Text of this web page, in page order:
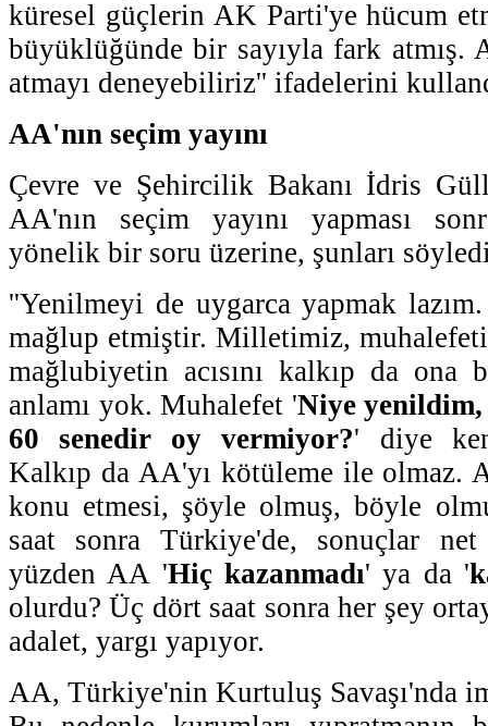
küresel güçlerin AK Parti'ye hücum
büyüklüğünde bir sayıyla fark atmış.
atmayı deneyebiliriz'' ifadelerini
AA'nın seçim yayını
Çevre ve Şehircilik Bakanı İdris
AA'nın seçim yayını yapması
yönelik bir soru üzerine, şunları
''Yenilmeyi de uygarca yapmak
mağlup etmiştir. Milletimiz,
mağlubiyetin acısını kalkıp da ona
anlamı yok. Muhalefet 'Niye
60 senedir oy vermiyor?' diye
Kalkıp da AA'yı kötüleme ile olmaz.
konu etmesi, şöyle olmuş, böyle
saat sonra Türkiye'de, sonuçlar
yüzden AA 'Hiç kazanmadı' ya da '
olurdu? Üç dört saat sonra her şey
adalet, yargı yapıyor.
AA, Türkiye'nin Kurtuluş Savaşı'nda